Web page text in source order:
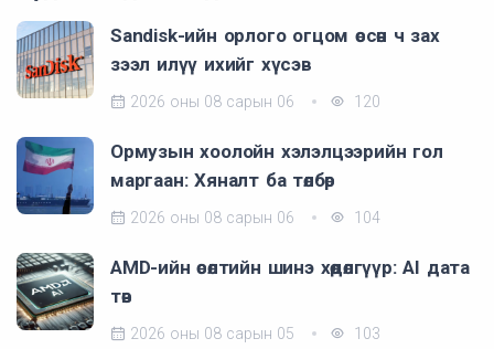
Sandisk-ийн орлого огцом өссөн ч зах
зээл илүү ихийг хүсэв
2026 оны 08 сарын 06 120
Ормузын хоолойн хэлэлцээрийн гол
маргаан: Хяналт ба төлбөр
2026 оны 08 сарын 06 104
AMD-ийн өсөлтийн шинэ хөдөлгүүр: AI дата
төв
2026 оны 08 сарын 05 103